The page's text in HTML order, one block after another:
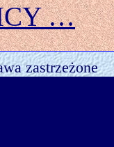
…
zastrzeżone